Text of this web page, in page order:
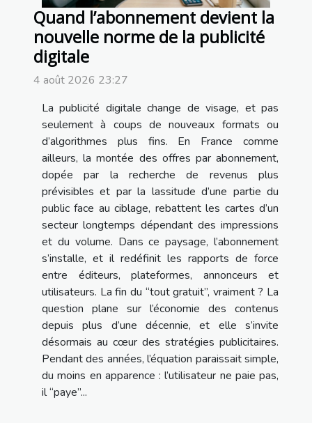
Quand l’abonnement devient la
nouvelle norme de la publicité
digitale
4 août 2026 23:27
La publicité digitale change de visage, et pas
seulement à coups de nouveaux formats ou
d’algorithmes plus fins. En France comme
ailleurs, la montée des offres par abonnement,
dopée par la recherche de revenus plus
prévisibles et par la lassitude d’une partie du
public face au ciblage, rebattent les cartes d’un
secteur longtemps dépendant des impressions
et du volume. Dans ce paysage, l’abonnement
s’installe, et il redéfinit les rapports de force
entre éditeurs, plateformes, annonceurs et
utilisateurs. La fin du “tout gratuit”, vraiment ? La
question plane sur l’économie des contenus
depuis plus d’une décennie, et elle s’invite
désormais au cœur des stratégies publicitaires.
Pendant des années, l’équation paraissait simple,
du moins en apparence : l’utilisateur ne paie pas,
il “paye”...